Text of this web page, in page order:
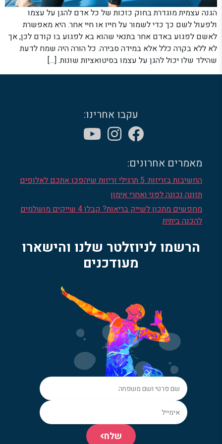
הגנה עצמית מוגדרת בחוק כזכות של כל אדם להגן על עצמו
ולפעול לשם כך כדי לשמור על חייו או חיי אחר. היא מאפשרת
לאשם לפגוע באדם אחר בתנאי שהוא בא לפגוע בו קודם לכן, אך
לא ללא בקרה כלל אלא במידה סבירה. כל הורה היה שמח לדעת
שהילד שלו יכול להגן על עצמו בסיטואציות שונות. […]
עקבו אחרינו:
מאמרים אחרונים:
החשיבות בזריזות: 5 תרגילי זריזות שיהפכו אתכם לאלופים
תזונה נכונה לפני ואחרי אימון
מחפשים מתכון לשייק בריאות? קבלו 4 שייקים מושלמים
להכנה ביתית
הרשמו לניוזלטר שלנו והישארו
מעודכנים
שלח